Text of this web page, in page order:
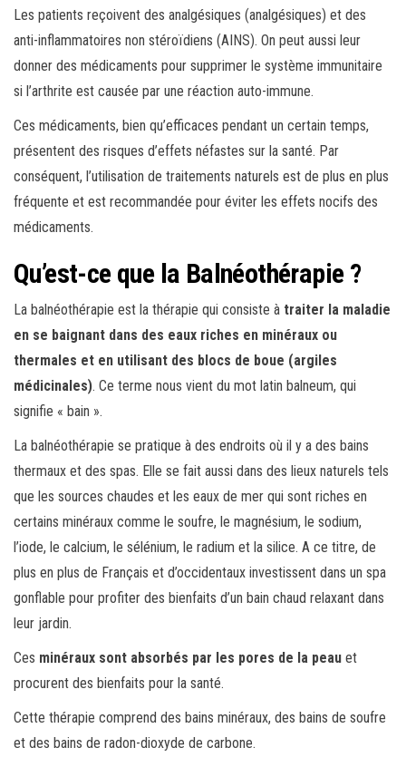
Les patients reçoivent des analgésiques (analgésiques) et des
anti-inflammatoires non stéroïdiens (AINS). On peut aussi leur
donner des médicaments pour supprimer le système immunitaire
si l’arthrite est causée par une réaction auto-immune.
Ces médicaments, bien qu’efficaces pendant un certain temps,
présentent des risques d’effets néfastes sur la santé. Par
conséquent, l’utilisation de traitements naturels est de plus en plus
fréquente et est recommandée pour éviter les effets nocifs des
médicaments.
Qu’est-ce que la Balnéothérapie ?
La balnéothérapie est la thérapie qui consiste à traiter la maladie
en se baignant dans des eaux riches en minéraux ou
thermales et en utilisant des blocs de boue (argiles
médicinales). Ce terme nous vient du mot latin balneum, qui
signifie « bain ».
La balnéothérapie se pratique à des endroits où il y a des bains
thermaux et des spas. Elle se fait aussi dans des lieux naturels tels
que les sources chaudes et les eaux de mer qui sont riches en
certains minéraux comme le soufre, le magnésium, le sodium,
l’iode, le calcium, le sélénium, le radium et la silice. A ce titre, de
plus en plus de Français et d’occidentaux investissent dans un spa
gonflable pour profiter des bienfaits d’un bain chaud relaxant dans
leur jardin.
Ces minéraux sont absorbés par les pores de la peau et
procurent des bienfaits pour la santé.
Cette thérapie comprend des bains minéraux, des bains de soufre
et des bains de radon-dioxyde de carbone.